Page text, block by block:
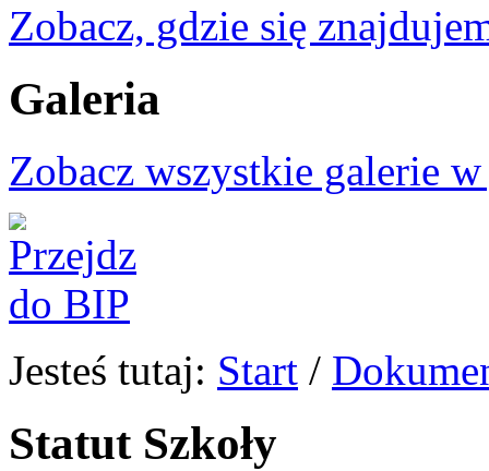
Zobacz, gdzie się
Galeria
Zobacz wszystkie galerie
Jesteś tutaj: Start /
Statut Szkoły